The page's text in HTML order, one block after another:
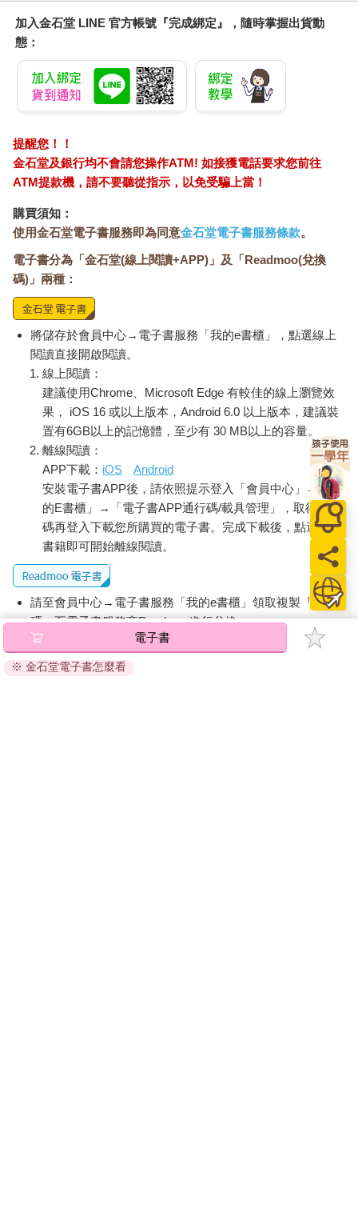
加入金石堂 LINE 官方帳號『完成綁定』，隨時掌握出貨動
態：
提醒您！！
金石堂及銀行均不會請您操作ATM! 如接獲電話要求您前往
ATM提款機，請不要聽從指示，以免受騙上當！
購買須知：
使用金石堂電子書服務即為同意金石堂電子書服務條款。
電子書分為「金石堂(線上閱讀+APP)」及「Readmoo(兌換
碼)」兩種：
將儲存於會員中心→電子書服務「我的e書櫃」，點選線上
閱讀直接開啟閱讀。
線上閱讀：
建議使用Chrome、Microsoft Edge 有較佳的線上瀏覽效
果， iOS 16 或以上版本，Android 6.0 以上版本，建議裝
置有6GB以上的記憶體，至少有 30 MB以上的容量。
離線閱讀：
APP下載： iOS
Android
安裝電子書APP後，請依照提示登入「會員中心」→「我
的E書櫃」→「電子書APP通行碼/載具管理」，取得通行
碼再登入下載您所購買的電子書。完成下載後，點選任一
書籍即可開始離線閱讀。
請至會員中心→電子書服務「我的e書櫃」領取複製『兌換
碼』至電子書服務商Readmoo進行兌換。
退換貨須知：
因版權保護，您在金石堂所購買的電子書僅能以金石堂專屬
電子書
※ 金石堂電子書怎麼看